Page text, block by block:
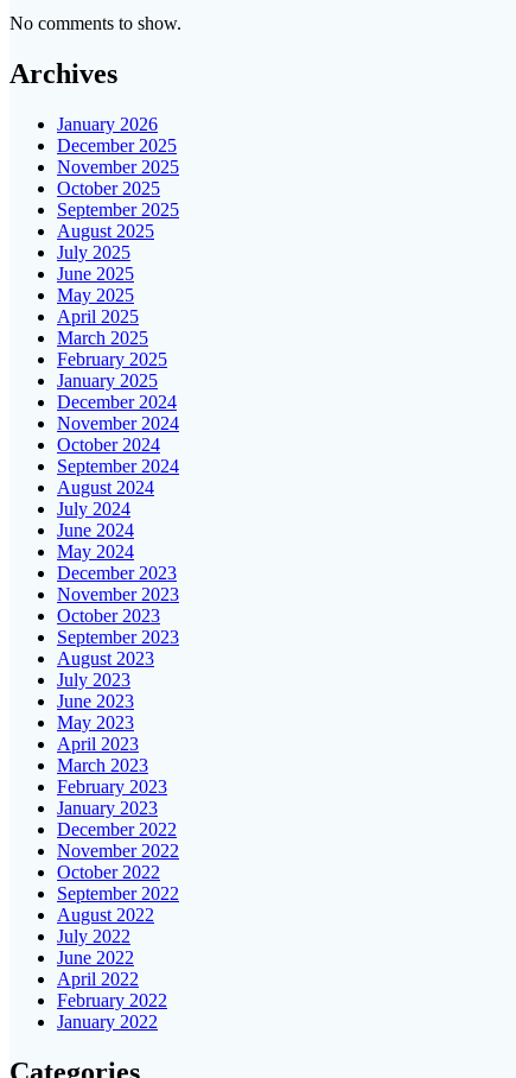
No comments to show.
Archives
January 2026
December 2025
November 2025
October 2025
September 2025
August 2025
July 2025
June 2025
May 2025
April 2025
March 2025
February 2025
January 2025
December 2024
November 2024
October 2024
September 2024
August 2024
July 2024
June 2024
May 2024
December 2023
November 2023
October 2023
September 2023
August 2023
July 2023
June 2023
May 2023
April 2023
March 2023
February 2023
January 2023
December 2022
November 2022
October 2022
September 2022
August 2022
July 2022
June 2022
April 2022
February 2022
January 2022